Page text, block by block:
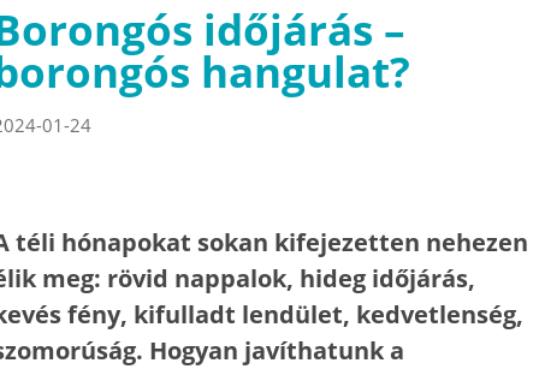
időjárás –
hangulat?
01-24
téli hónapokat sokan kifejezetten nehezen
meg: rövid nappalok, hideg időjárás,
fény, kifulladt lendület, kedvetlenség,
Hogyan javíthatunk a